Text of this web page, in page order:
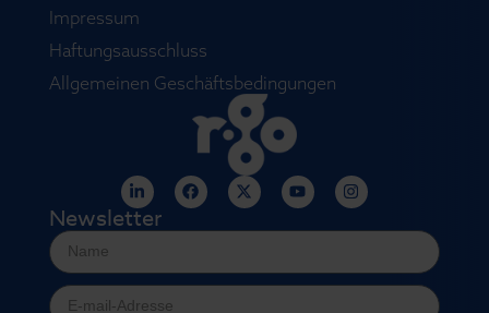
Impressum
Haftungsausschluss
Allgemeinen Geschäftsbedingungen
Newsletter